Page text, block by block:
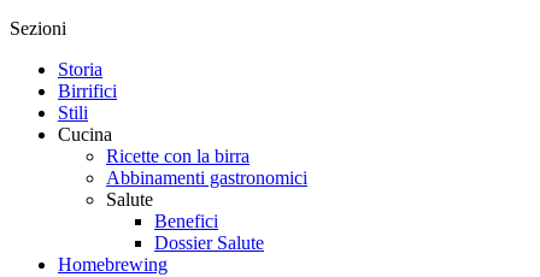
Sezioni
Storia
Birrifici
Stili
Cucina
Ricette con la birra
Abbinamenti gastronomici
Salute
Benefici
Dossier Salute
Homebrewing